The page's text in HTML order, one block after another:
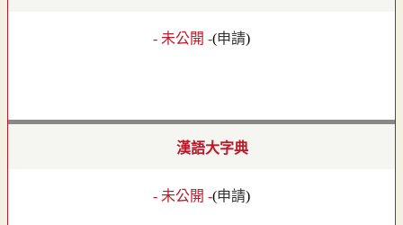
- 未公開 -(申請)
漢語大字典
- 未公開 -(申請)